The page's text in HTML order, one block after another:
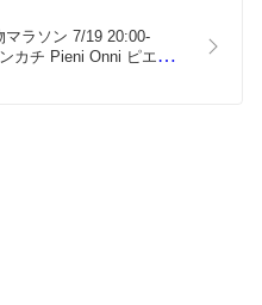
マラソン 7/19 20:00-
カチ Pieni Onni ピエニオ